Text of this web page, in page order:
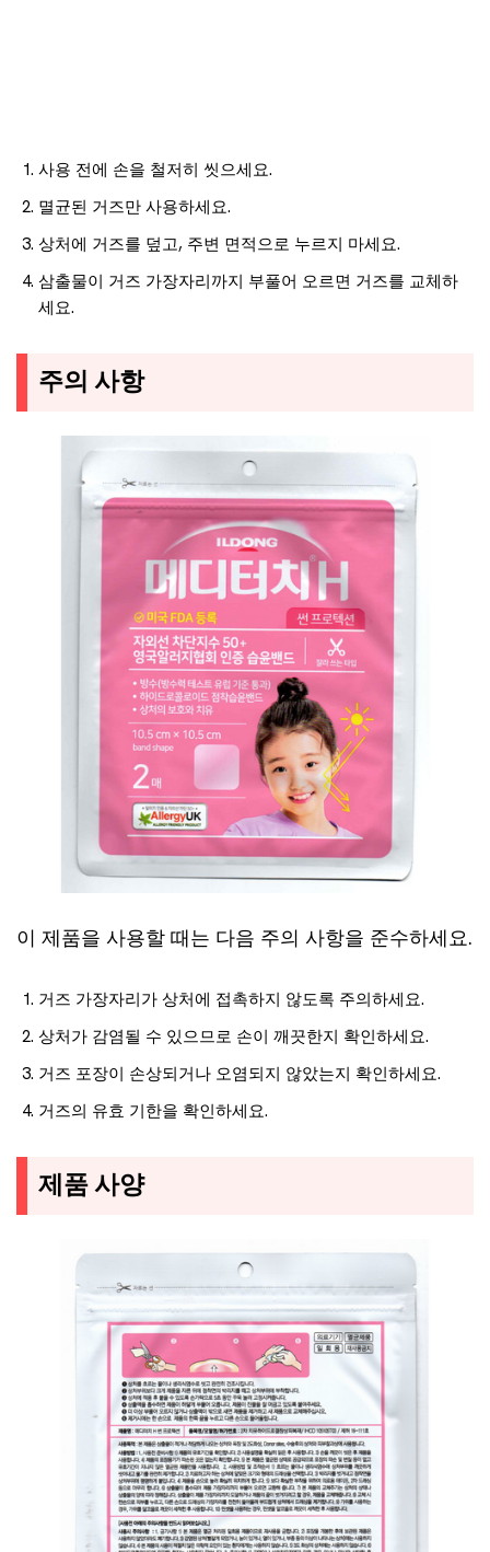
사용 전에 손을 철저히 씻으세요.
멸균된 거즈만 사용하세요.
상처에 거즈를 덮고, 주변 면적으로 누르지 마세요.
삼출물이 거즈 가장자리까지 부풀어 오르면 거즈를 교체하
세요.
주의 사항
이 제품을 사용할 때는 다음 주의 사항을 준수하세요.
거즈 가장자리가 상처에 접촉하지 않도록 주의하세요.
상처가 감염될 수 있으므로 손이 깨끗한지 확인하세요.
거즈 포장이 손상되거나 오염되지 않았는지 확인하세요.
거즈의 유효 기한을 확인하세요.
제품 사양